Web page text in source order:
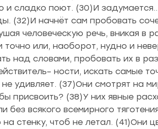
и сладко поют. (30)И
(32)И начнёт сам пробовать
человеческую речь, вникая в
точно или, наоборот, нудно и
над словами, пробовать их в
ности, искать самые
удивляет. (37)Они смотрят на
присвоить? (38)У них явные
без всякого всемирного
стенку, чтоб не летал. (41)Они